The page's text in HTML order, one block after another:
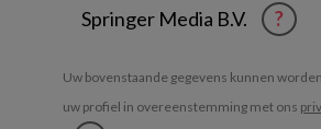
Springer Media B.V.
?
Uw bovenstaande gegevens kunnen
uw profiel in overeenstemming met ons